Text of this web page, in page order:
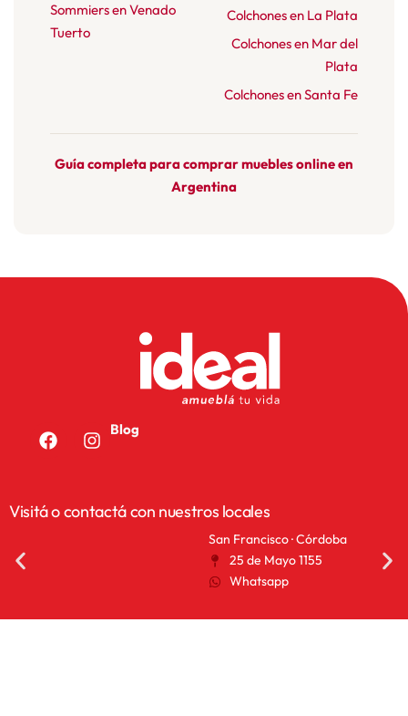
Sommiers en Venado
Tuerto
Colchones en La Plata
Colchones en Mar del
Plata
Colchones en Santa Fe
Guía completa para comprar muebles online en
Argentina
Blog
Visitá o contactá con nuestros locales